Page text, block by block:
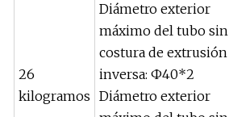
26
kilogramos
Diámetro exterior
máximo del tubo sin
costura de extrusión
inversa: Ф40*2
Diámetro exterior